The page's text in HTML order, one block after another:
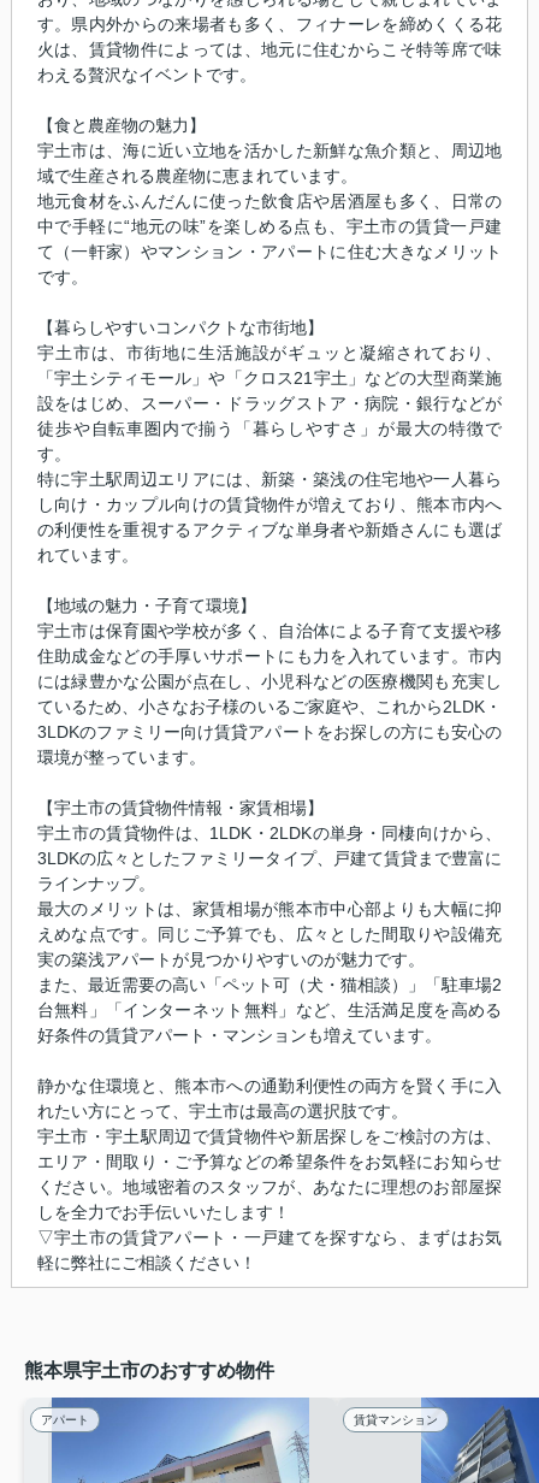
す。県内外からの来場者も多く、フィナーレを締めくくる花
火は、賃貸物件によっては、地元に住むからこそ特等席で味
わえる贅沢なイベントです。
【食と農産物の魅力】
宇土市は、海に近い立地を活かした新鮮な魚介類と、周辺地
域で生産される農産物に恵まれています。
地元食材をふんだんに使った飲食店や居酒屋も多く、日常の
中で手軽に“地元の味”を楽しめる点も、宇土市の賃貸一戸建
て（一軒家）やマンション・アパートに住む大きなメリット
です。
【暮らしやすいコンパクトな市街地】
宇土市は、市街地に生活施設がギュッと凝縮されており、
「宇土シティモール」や「クロス21宇土」などの大型商業施
設をはじめ、スーパー・ドラッグストア・病院・銀行などが
徒歩や自転車圏内で揃う「暮らしやすさ」が最大の特徴で
す。
特に宇土駅周辺エリアには、新築・築浅の住宅地や一人暮ら
し向け・カップル向けの賃貸物件が増えており、熊本市内へ
の利便性を重視するアクティブな単身者や新婚さんにも選ば
れています。
【地域の魅力・子育て環境】
宇土市は保育園や学校が多く、自治体による子育て支援や移
住助成金などの手厚いサポートにも力を入れています。市内
には緑豊かな公園が点在し、小児科などの医療機関も充実し
ているため、小さなお子様のいるご家庭や、これから2LDK・
3LDKのファミリー向け賃貸アパートをお探しの方にも安心の
環境が整っています。
【宇土市の賃貸物件情報・家賃相場】
宇土市の賃貸物件は、1LDK・2LDKの単身・同棲向けから、
3LDKの広々としたファミリータイプ、戸建て賃貸まで豊富に
ラインナップ。
最大のメリットは、家賃相場が熊本市中心部よりも大幅に抑
えめな点です。同じご予算でも、広々とした間取りや設備充
実の築浅アパートが見つかりやすいのが魅力です。
また、最近需要の高い「ペット可（犬・猫相談）」「駐車場2
台無料」「インターネット無料」など、生活満足度を高める
好条件の賃貸アパート・マンションも増えています。
静かな住環境と、熊本市への通勤利便性の両方を賢く手に入
れたい方にとって、宇土市は最高の選択肢です。
宇土市・宇土駅周辺で賃貸物件や新居探しをご検討の方は、
エリア・間取り・ご予算などの希望条件をお気軽にお知らせ
ください。地域密着のスタッフが、あなたに理想のお部屋探
しを全力でお手伝いいたします！
▽宇土市の賃貸アパート・一戸建てを探すなら、まずはお気
軽に弊社にご相談ください！
熊本県宇土市のおすすめ物件
アパート 賃貸マンション